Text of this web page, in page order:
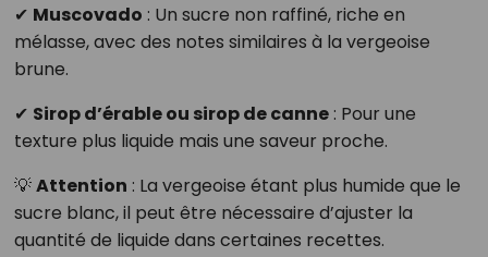
✔ Muscovado : Un sucre non raffiné, riche en
mélasse, avec des notes similaires à la vergeoise
brune.
✔ Sirop d’érable ou sirop de canne: Pour une
texture plus liquide mais une saveur proche.
💡Attention : La vergeoise étant plus humide que le
sucre blanc, il peut être nécessaire d’ajuster la
quantité de liquide dans certaines recettes.